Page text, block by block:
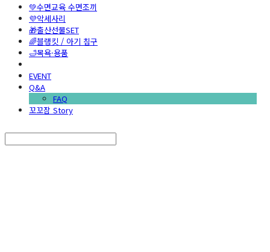
💚수면교육 수면조끼
💜악세사리
🎁출산선물SET
🌈블랭킷 / 아기 침구
🛁목욕·용품
EVENT
Q&A
FAQ
꼬꼬잠 Story